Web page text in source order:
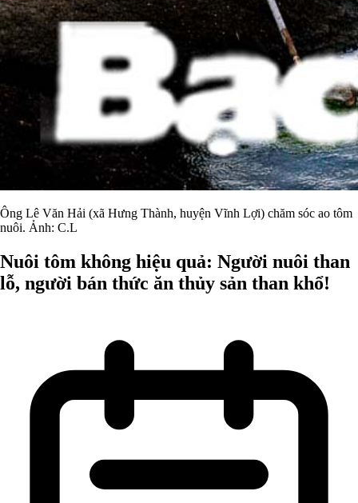
Ông Lê Văn Hải (xã Hưng Thành, huyện Vĩnh Lợi) chăm sóc ao tôm
nuôi. Ảnh: C.L
Nuôi tôm không hiệu quả: Người nuôi than
lỗ, người bán thức ăn thủy sản than khổ!